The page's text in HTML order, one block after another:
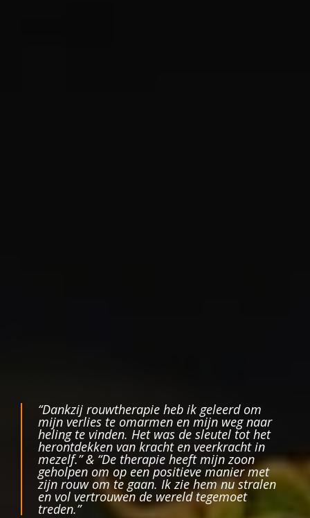
“Dankzij rouwtherapie heb ik geleerd om
mijn verlies te omarmen en mijn weg naar
heling te vinden. Het was de sleutel tot het
herontdekken van kracht en veerkracht in
mezelf.” & “De therapie heeft mijn zoon
geholpen om op een positieve manier met
zijn rouw om te gaan. Ik zie hem nu stralen
en vol vertrouwen de wereld tegemoet
treden.”